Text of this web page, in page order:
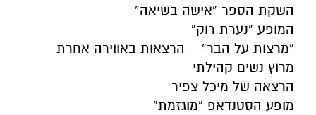
השקת הספר “אישה בשיאה”
המופע “נערת רוק”
“מרצות על הבר” – הרצאות באווירה אחרת
מרוץ נשים קהילתי
הרצאה של מיכל צפיר
מופע הסטנדאפ “מוגזמת”